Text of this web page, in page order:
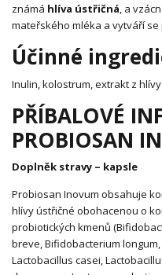
známá hlíva ústřičná, a
mateřského mléka a vytváří
Účinné
Inulin, kolostrum, extrakt z
PŘÍBALOVÉ
PROBIOSAN
Doplněk stravy – kapsle
Probiosan Inovum obsahuje
hlívy ústřičné obohacenou o
probiotických kmenů
breve, Bifidobacterium
Lactobacillus casei,